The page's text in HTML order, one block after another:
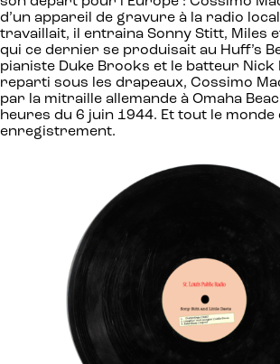
d’un appareil de gravure à la radio
travaillait, il entraina Sonny Stitt, Miles
qui ce dernier se produisait au Huff’s
pianiste Duke Brooks et le batteur Nick
reparti sous les drapeaux, Cossimo
par la mitraille allemande à Omaha
heures du 6 juin 1944. Et tout le
enregistrement.